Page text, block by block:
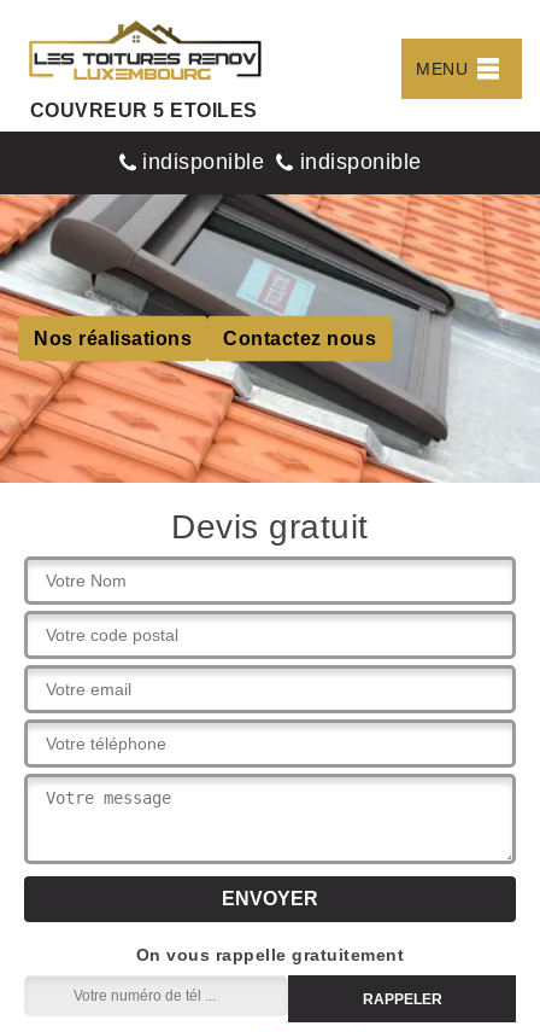
COUVREUR 5 ETOILES
MENU
indisponible indisponible
Nos réalisations Contactez nous
Devis gratuit
On vous rappelle gratuitement